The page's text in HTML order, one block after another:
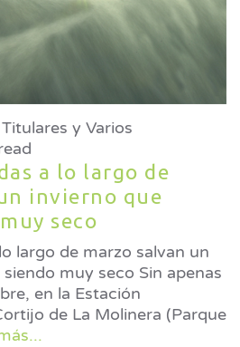
Titulares y Varios
a lo largo de
invierno que
seco
largo de marzo salvan un
muy seco Sin apenas
en la Estación
de La Molinera (Parque